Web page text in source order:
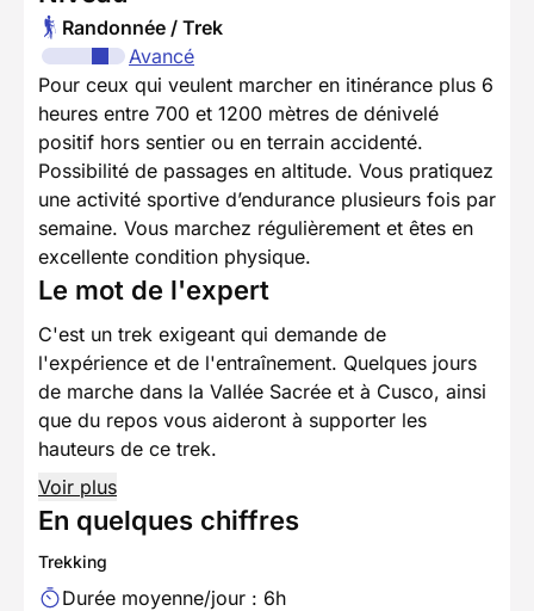
Randonnée / Trek
Avancé
Pour ceux qui veulent marcher en itinérance plus 6
heures entre 700 et 1200 mètres de dénivelé
positif hors sentier ou en terrain accidenté.
Possibilité de passages en altitude. Vous pratiquez
une activité sportive d’endurance plusieurs fois par
semaine. Vous marchez régulièrement et êtes en
excellente condition physique.
Le mot de l'expert
C'est un trek exigeant qui demande de
l'expérience et de l'entraînement. Quelques jours
de marche dans la Vallée Sacrée et à Cusco, ainsi
que du repos vous aideront à supporter les
hauteurs de ce trek.
Voir plus
En quelques chiffres
Trekking
Durée moyenne/jour : 6h